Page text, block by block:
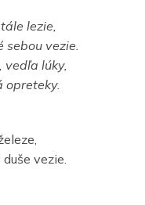
lezie,
sebou vezie.
vedľa lúky,
opreteky.
duše vezie.